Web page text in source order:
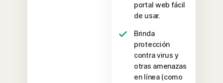
portal web fácil
de usar.
Brinda
protección
contra virus y
otras amenazas
en línea (como